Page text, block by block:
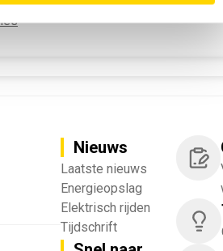
Nieuws
Laatste nieuws
Energieopslag
Elektrisch rijden
Tijdschrift